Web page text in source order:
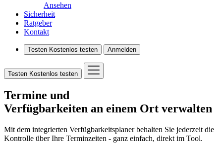
Ansehen
Sicherheit
Ratgeber
Kontakt
Testen Kostenlos testen Anmelden
Testen Kostenlos testen
Termine und
Verfügbarkeiten an einem Ort verwalten
Mit dem integrierten Verfügbarkeitsplaner behalten Sie jederzeit die
Kontrolle über Ihre Terminzeiten - ganz einfach, direkt im Tool.